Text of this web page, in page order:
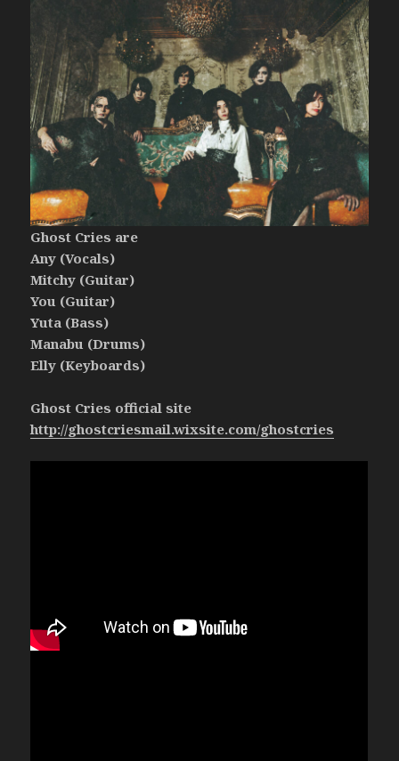
Ghost Cries are
Any (Vocals)
Mitchy (Guitar)
You (Guitar)
Yuta (Bass)
Manabu (Drums)
Elly (Keyboards)
Ghost Cries official site
http://ghostcriesmail.wixsite.com/ghostcries